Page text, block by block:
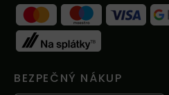
BEZPEČNÝ NÁKUP